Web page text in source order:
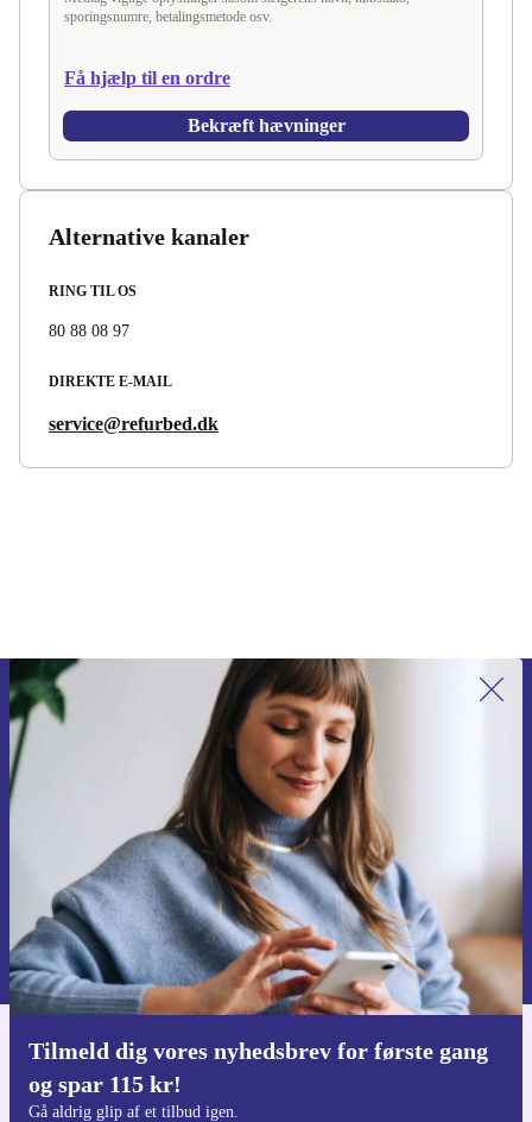
sporingsnumre, betalingsmetode osv.
Få hjælp til en ordre
Bekræft hævninger
Alternative kanaler
RING TIL OS
80 88 08 97
DIREKTE E-MAIL
service@refurbed.dk
Tilmeld dig vores nyhedsbrev for første gang
og spar 115 kr!
Gå aldrig glip af et tilbud igen.
Tilmeld dig vores nyhedsbrev for
første gang og spar 115 kr!
Gå aldrig glip af et tilbud igen.
Anmod om kupon
Du kan finde information omkring vores brug af personlig data i vores
Privatlivspolitik
Download refurbed appen